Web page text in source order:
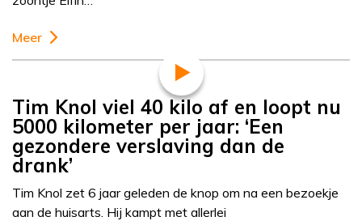
Meer
Tim Knol viel 40 kilo af en loopt nu
5000 kilometer per jaar: ‘Een
gezondere verslaving dan de
drank’
Tim Knol zet 6 jaar geleden de knop om na een bezoekje
aan de huisarts. Hij kampt met allerlei